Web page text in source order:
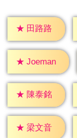
★ 田路路
★ Joeman
★ 陳泰銘
★ 梁文音